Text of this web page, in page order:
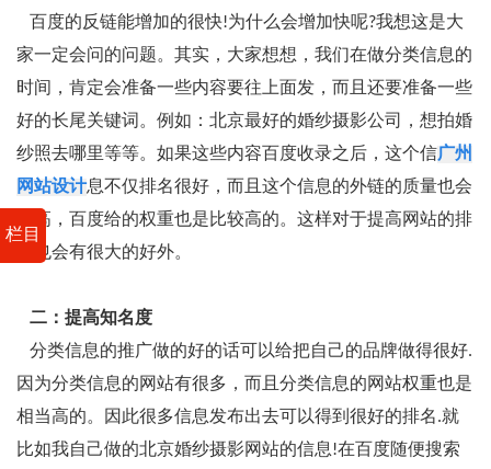
栏目
百度的反链能增加的很快!为什么会增加快呢?我想这是大
家一定会问的问题。其实，大家想想，我们在做分类信息的
时间，肯定会准备一些内容要往上面发，而且还要准备一些
好的长尾关键词。例如：北京最好的婚纱摄影公司，想拍婚
纱照去哪里等等。如果这些内容百度收录之后，这个信广州
网站设计息不仅排名很好，而且这个信息的外链的质量也会
很高，百度给的权重也是比较高的。这样对于提高网站的排
名也会有很大的好外。
二：提高知名度
分类信息的推广做的好的话可以给把自己的品牌做得很好.
因为分类信息的网站有很多，而且分类信息的网站权重也是
相当高的。因此很多信息发布出去可以得到很好的排名.就
比如我自己做的北京婚纱摄影网站的信息!在百度随便搜索